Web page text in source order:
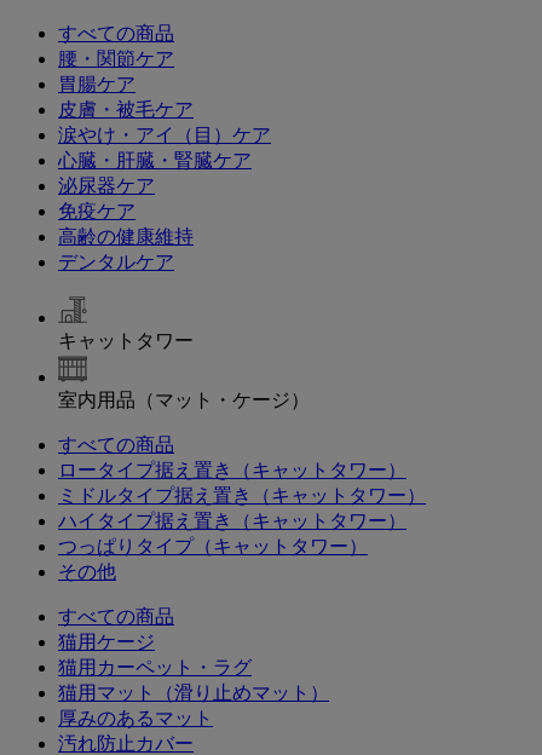
すべての商品
腰・関節ケア
胃腸ケア
皮膚・被毛ケア
涙やけ・アイ（目）ケア
心臓・肝臓・腎臓ケア
泌尿器ケア
免疫ケア
高齢の健康維持
デンタルケア
キャットタワー
室内用品（マット・ケージ）
すべての商品
ロータイプ据え置き（キャットタワー）
ミドルタイプ据え置き（キャットタワー）
ハイタイプ据え置き（キャットタワー）
つっぱりタイプ（キャットタワー）
その他
すべての商品
猫用ケージ
猫用カーペット・ラグ
猫用マット（滑り止めマット）
厚みのあるマット
汚れ防止カバー